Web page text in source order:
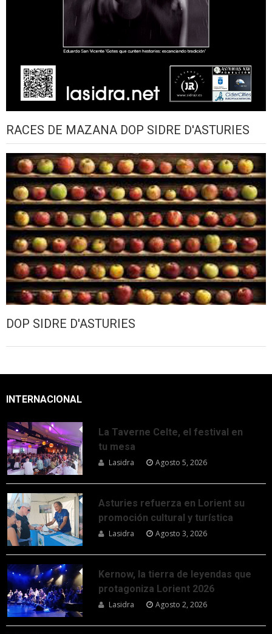
RACES DE MAZANA DOP SIDRE D'ASTURIES
DOP SIDRE D'ASTURIES
INTERNACIONAL
La Taverne Celte, el festival en
tu mesa
Lasidra Agosto 5, 2026
Asturies refuerza en Lorient su
promoción cultural y turística
Lasidra Agosto 3, 2026
Kernow, la tierra de leyendas que
protagoniza Lorient 2026
Lasidra Agosto 2, 2026